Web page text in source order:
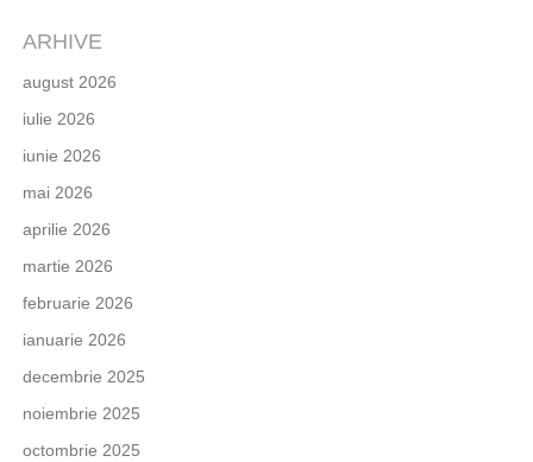
ARHIVE
august 2026
iulie 2026
iunie 2026
mai 2026
aprilie 2026
martie 2026
februarie 2026
ianuarie 2026
decembrie 2025
noiembrie 2025
octombrie 2025